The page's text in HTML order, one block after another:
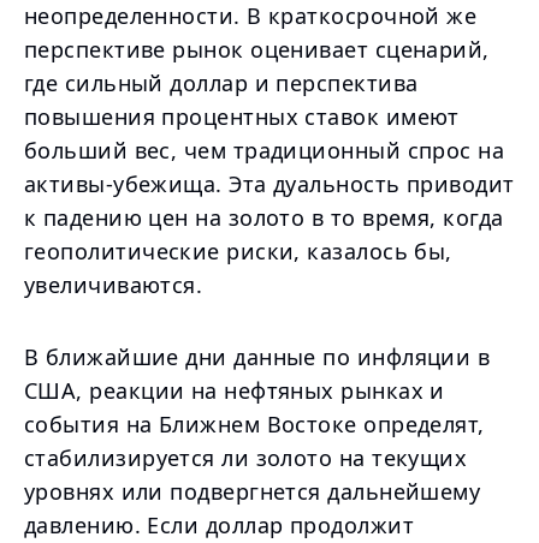
неопределенности. В краткосрочной же
перспективе рынок оценивает сценарий,
где сильный доллар и перспектива
повышения процентных ставок имеют
больший вес, чем традиционный спрос на
активы-убежища. Эта дуальность приводит
к падению цен на золото в то время, когда
геополитические риски, казалось бы,
увеличиваются.
В ближайшие дни данные по инфляции в
США, реакции на нефтяных рынках и
события на Ближнем Востоке определят,
стабилизируется ли золото на текущих
уровнях или подвергнется дальнейшему
давлению. Если доллар продолжит